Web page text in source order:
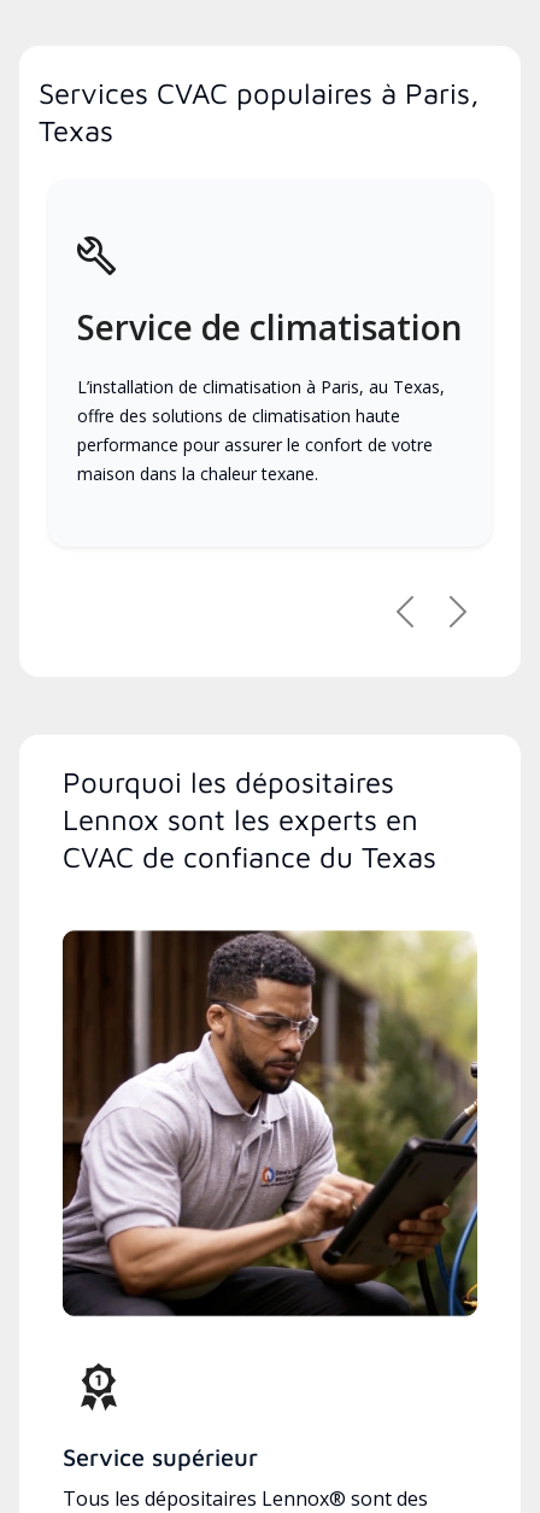
Services CVAC populaires à Paris,
Texas
Service de climatisation
L’installation de climatisation à Paris, au Texas,
offre des solutions de climatisation haute
performance pour assurer le confort de votre
maison dans la chaleur texane.
PrécédentSuivant
Pourquoi les dépositaires
Lennox sont les experts en
CVAC de confiance du Texas
Service supérieur
Tous les dépositaires Lennox® sont des